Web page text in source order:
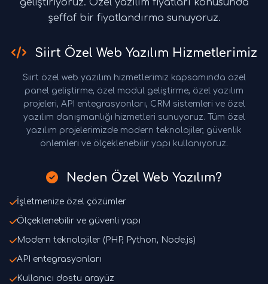
geliştiriyoruz. Özel yazılım fiyatları konusunda
şeffaf bir fiyatlandırma sunuyoruz.
Siirt Özel Web Yazılım Hizmetlerimiz
Siirt özel web yazılım hizmetlerimiz kapsamında özel
panel geliştirme, özel modül geliştirme, özel yazılım
projeleri, API entegrasyonları, CRM sistemleri ve özel
yazılım danışmanlığı hizmetleri sunuyoruz. Tüm özel
yazılım projelerimizde modern teknolojiler, güvenlik
önlemleri ve ölçeklenebilir yapı kullanıyoruz.
Neden Özel Web Yazılım?
İşletmenize özel çözümler
Ölçeklenebilir ve güvenli yapı
Modern teknolojiler (PHP, Python, Node.js)
API entegrasyonları
Kullanıcı dostu arayüz